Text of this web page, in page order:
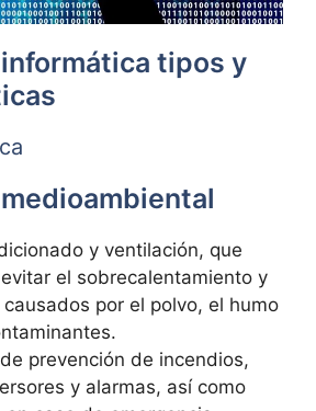
tipos y
y ventilación, que
el sobrecalentamiento y
por el polvo, el humo
prevención de incendios,
y alarmas, así como